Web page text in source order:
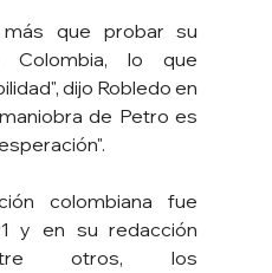
que probar su
Colombia, lo que
dijo Robledo en
de Petro es
colombiana fue
y en su redacción
otros, los